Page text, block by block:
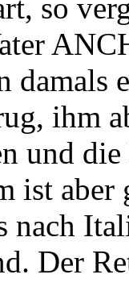
so
damals
ihm
und die
ist aber
nach
Der